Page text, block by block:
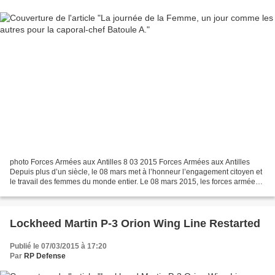
photo Forces Armées aux Antilles 8 03 2015 Forces Armées aux Antilles
Depuis plus d’un siècle, le 08 mars met à l’honneur l’engagement citoyen et
le travail des femmes du monde entier. Le 08 mars 2015, les forces armées
Lockheed Martin P-3 Orion Wing Line Restarted
Publié le 07/03/2015 à 17:20
Par RP Defense